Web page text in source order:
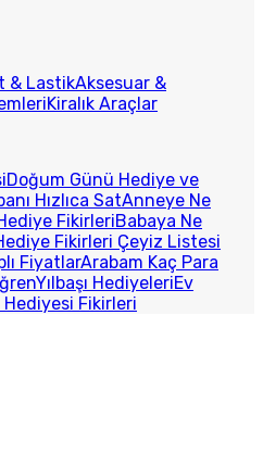
& LastikAksesuar &
Kiralık Araçlar
Doğum Günü Hediye ve
Hızlıca SatAnneye Ne
FikirleriBabaya Ne
Fikirleri Çeyiz Listesi
FiyatlarArabam Kaç Para
Yılbaşı HediyeleriEv
Hediyesi Fikirleri